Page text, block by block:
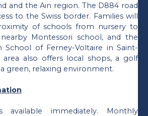
and the Ain region. The D884 road
to the Swiss border. Families will
of schools from nursery to
Montessori school, and the
School of Ferney-Voltaire in Saint-
area also offers local shops, a golf
green, relaxing environment.
immediately. Monthly